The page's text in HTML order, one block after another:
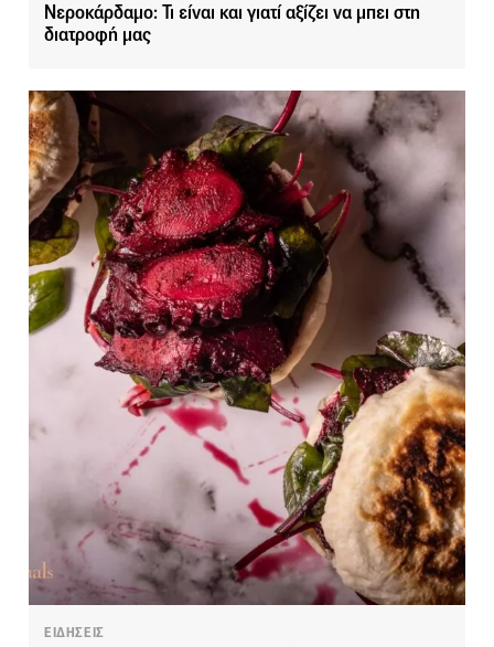
Νεροκάρδαμο: Τι είναι και γιατί αξίζει να μπει στη
διατροφή μας
ΕΙΔΗΣΕΙΣ